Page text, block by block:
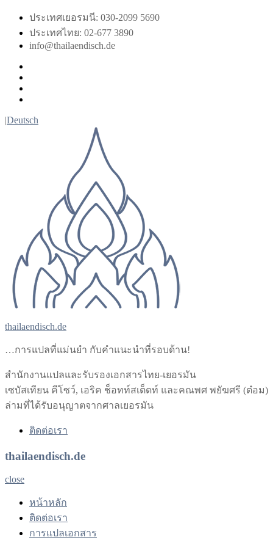
Skip
content
ประเทศเยอรมนี: 030-2099 5690
ประเทศไทย: 02-677 3890
info@thailaendisch.de
|Deutsch
thailaendisch.de
…การแปลที่แม่นยำ กับคำแนะนำที่รอบด้าน!
สำนักงานแปลและรับรองเอกสารไทย-เยอรมัน
เซบัสเทียน คีโซว์, เอริค ช็อทท์สเต็ดท์ และคณพศ พยัฆศรี (ต๋อม)
ล่ามที่ได้รับอนุญาตจากศาลเยอรมัน
ติดต่อเรา
thailaendisch.de
close
หน้าหลัก
ติดต่อเรา
การแปลเอกสาร